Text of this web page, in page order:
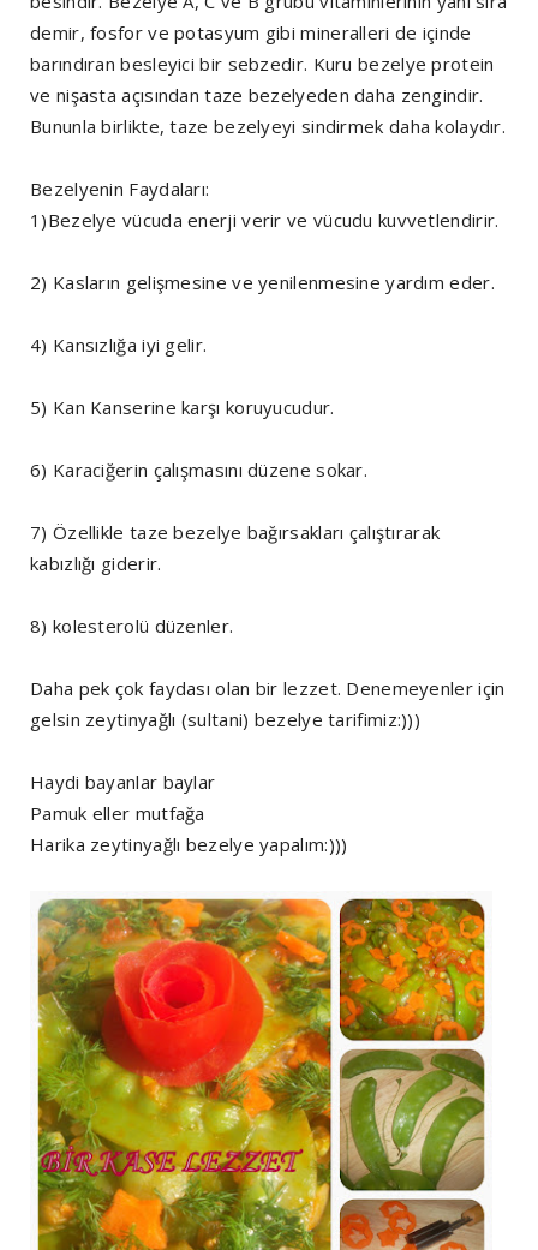
demir, fosfor ve potasyum gibi mineralleri de içinde
barındıran besleyici bir sebzedir. Kuru bezelye protein
ve nişasta açısından taze bezelyeden daha zengindir.
Bununla birlikte, taze bezelyeyi sindirmek daha kolaydır.
Bezelyenin Faydaları:
1)Bezelye vücuda enerji verir ve vücudu kuvvetlendirir.
2) Kasların gelişmesine ve yenilenmesine yardım eder.
4) Kansızlığa iyi gelir.
5) Kan Kanserine karşı koruyucudur.
6) Karaciğerin çalışmasını düzene sokar.
7) Özellikle taze bezelye bağırsakları çalıştırarak
kabızlığı giderir.
8) kolesterolü düzenler.
Daha pek çok faydası olan bir lezzet. Denemeyenler için
gelsin zeytinyağlı (sultani) bezelye tarifimiz:)))
Haydi bayanlar baylar
Pamuk eller mutfağa
Harika zeytinyağlı bezelye yapalım:)))